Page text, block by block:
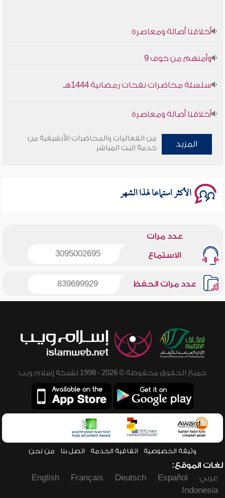
أخلاقنا أصالة ومعاصرة
وأمنهم من خوف 9
سلسلة محاضرات نفحات رمضانية 1444هـ
أخلاقنا أصالة ومعاصرة
وأمنهم من خوف 9
المزيد
من الفعاليات والمحاضرات الأرشيفية من
خدمة البث المباشر
الأكثر استماعا لهذا الشهر
عدد مرات
الاستماع 3095002695
عدد مرات الحفظ 839699929
جميع الحقوق محفوظة © 2026 - 1998 لشبكة إسلام ويب
وثيقة الخصوصية اتفاقية الخدمة اتصل بنا من نحن
لغات الموقع:
عربي
Español
Deutsch
Français
English
Indonesia